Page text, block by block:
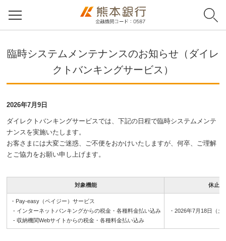
臨時システムメンテナンスのお知らせ（ダイレ
クトバンキングサービス）
2026年7月9日
ダイレクトバンキングサービスでは、下記の日程で臨時システムメンテ
ナンスを実施いたします。
お客さまには大変ご迷惑、ご不便をおかけいたしますが、何卒、ご理解
とご協力をお願い申し上げます。
対象機能 休止
・Pay-easy（ペイジー）サービス
- インターネットバンキングからの税金・各種料金払い込み
- 収納機関Webサイトからの税金・各種料金払い込み
・2026年7月18日（